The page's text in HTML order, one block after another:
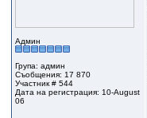
Админ
Група: админ
Съобщения: 17 870
Участник # 544
Дата на регистрация: 10-August
06